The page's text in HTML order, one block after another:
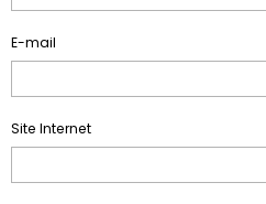
E-mail
Site Internet